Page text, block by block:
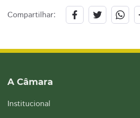
Compartilhar:
A Câmara
Institucional